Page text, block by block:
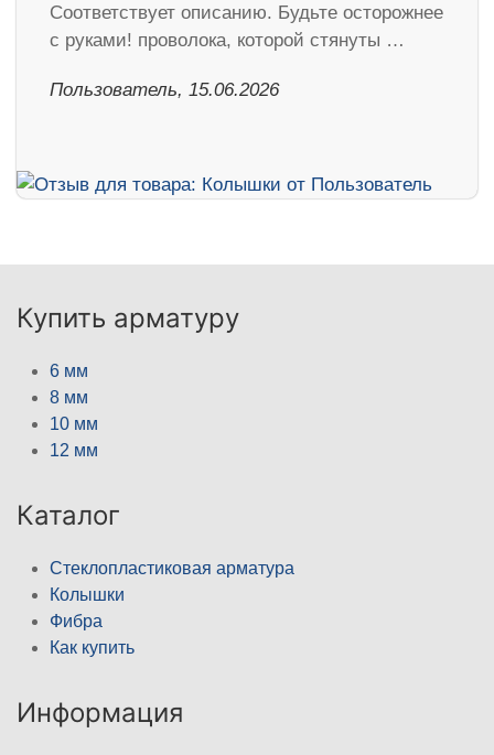
Соответствует описанию. Будьте осторожнее
с руками! проволока, которой стянуты …
Пользователь, 15.06.2026
Купить арматуру
6 мм
8 мм
10 мм
12 мм
Каталог
Стеклопластиковая арматура
Колышки
Фибра
Как купить
Информация